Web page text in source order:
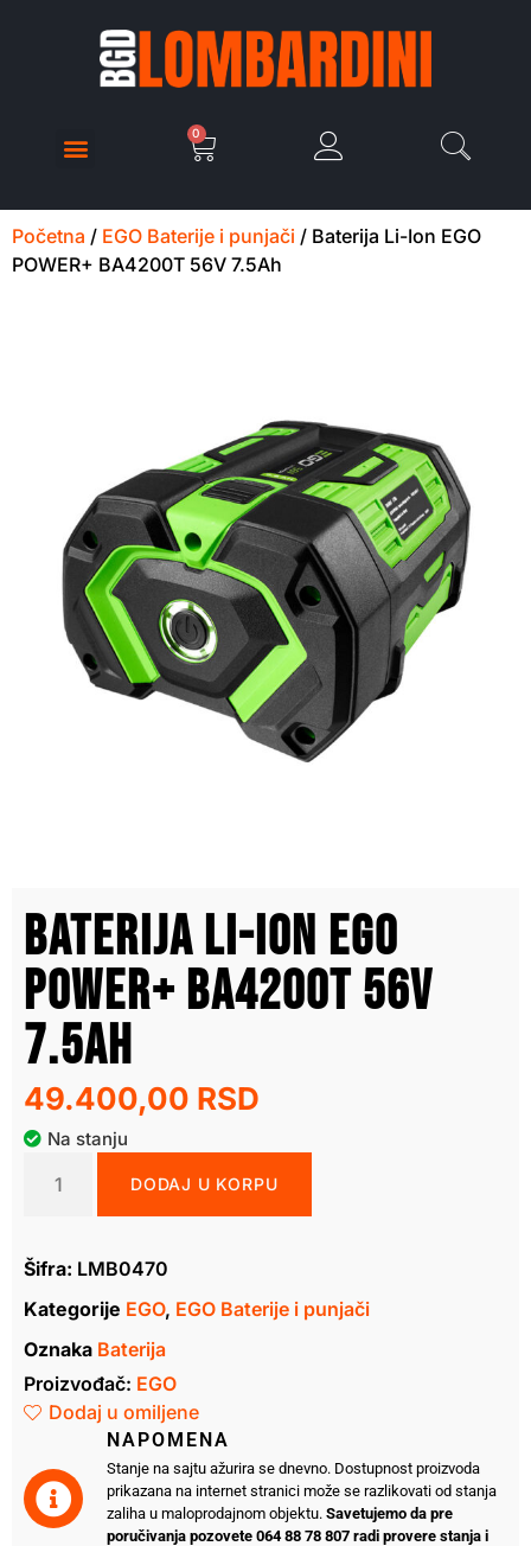
0
Početna / EGO Baterije i punjači / Baterija Li-Ion EGO
POWER+ BA4200T 56V 7.5Ah
Baterija Li-Ion EGO
POWER+ BA4200T 56V
7.5Ah
49.400,00 RSD
Na stanju
DODAJ U KORPU
Šifra: LMB0470
Kategorije EGO, EGO Baterije i punjači
Oznaka Baterija
Proizvođač: EGO
Dodaj u omiljene
NAPOMENA
Stanje na sajtu ažurira se dnevno. Dostupnost proizvoda
prikazana na internet stranici može se razlikovati od stanja
zaliha u maloprodajnom objektu. Savetujemo da pre
poručivanja pozovete 064 88 78 807 radi provere stanja i